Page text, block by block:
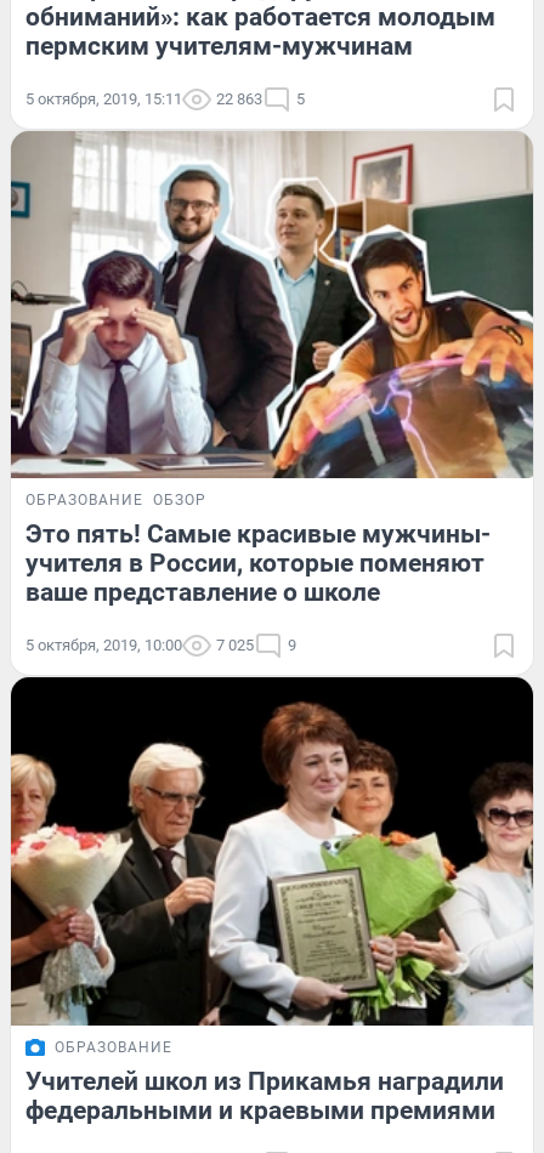
обниманий»: как работается молодым
пермским учителям-мужчинам
5 октября, 2019, 15:11 22 863 5
ОБРАЗОВАНИЕ ОБЗОР
Это пять! Самые красивые мужчины-
учителя в России, которые поменяют
ваше представление о школе
5 октября, 2019, 10:00 7 025 9
ОБРАЗОВАНИЕ
Учителей школ из Прикамья наградили
федеральными и краевыми премиями